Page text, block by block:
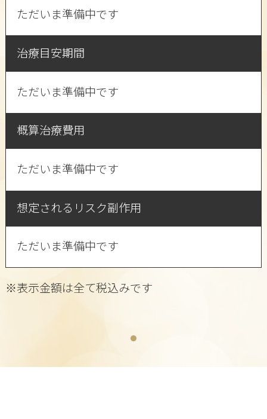
ただいま準備中です
治療目安期間
ただいま準備中です
概算治療費用
ただいま準備中です
想定されるリスク副作用
ただいま準備中です
※表示金額は全て税込みです